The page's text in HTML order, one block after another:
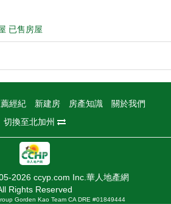
已售房屋
經紀 新建房 房產知識
關於我們
切換至北加州
2026 ccyp.com Inc.華人地產網
Rights Reserved
Gorden Kao Team CA DRE #01849444